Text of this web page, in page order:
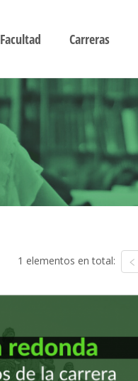
Facultad Carreras
1 elementos en total: